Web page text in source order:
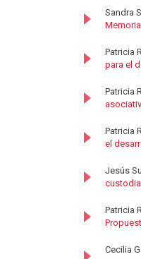
Sandra
Patricia
para el
Patricia
Patricia
el
Jesús
Patricia
Cecilia